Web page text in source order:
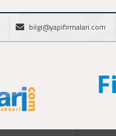
bilgi@yapifirmalari.com